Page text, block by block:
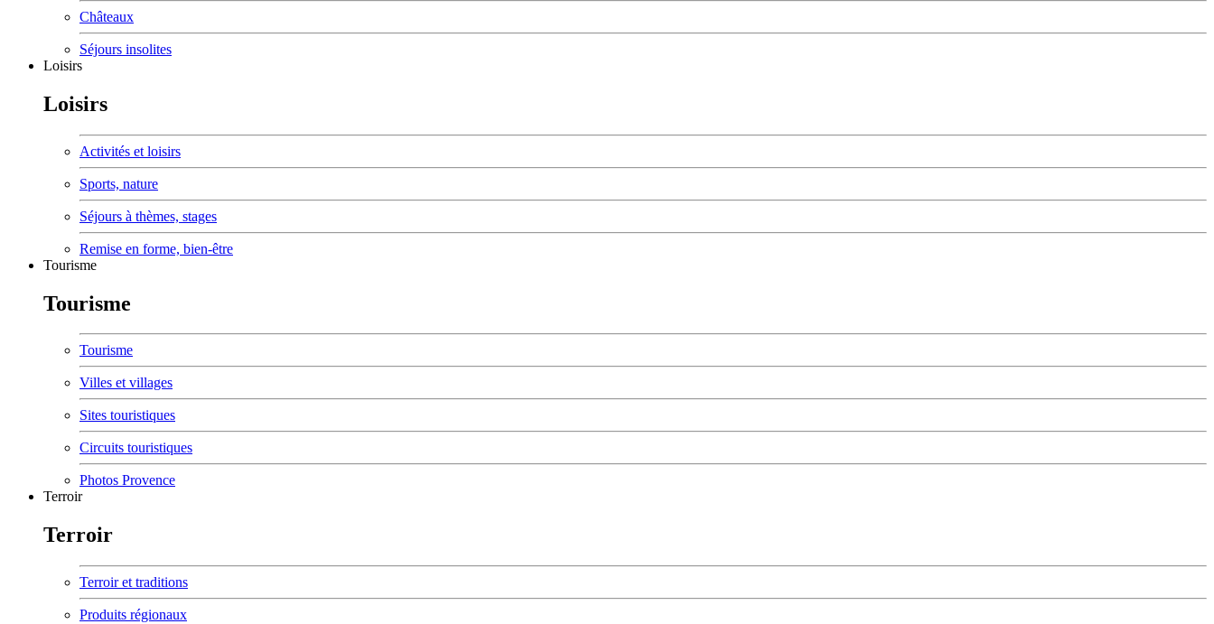
Châteaux
Séjours insolites
Loisirs
Loisirs
Activités et loisirs
Sports, nature
Séjours à thèmes, stages
Remise en forme, bien-être
Tourisme
Tourisme
Tourisme
Villes et villages
Sites touristiques
Circuits touristiques
Photos Provence
Terroir
Terroir
Terroir et traditions
Produits régionaux